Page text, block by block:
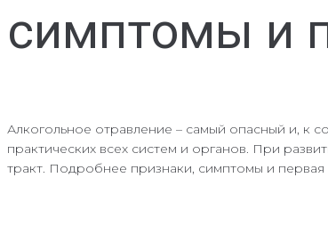
симптомы и
Алкогольное отравление – самый опасный и, к
практических всех систем и органов. При
тракт. Подробнее признаки, симптомы и